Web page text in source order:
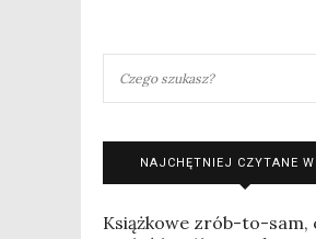
NAJCHĘTNIEJ CZYTANE
Książkowe zrób-to-sam,